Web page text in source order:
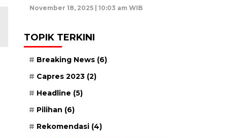
November 18, 2025 | 10:03 am WIB
TOPIK TERKINI
Breaking News (6)
Capres 2023 (2)
Headline (5)
Pilihan (6)
Rekomendasi (4)